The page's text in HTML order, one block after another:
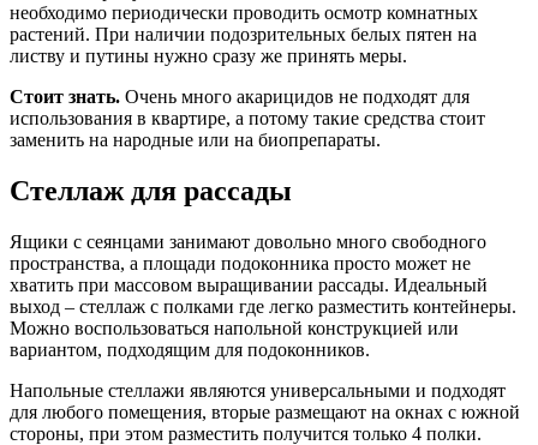
необходимо периодически проводить осмотр комнатных
растений. При наличии подозрительных белых пятен на
листву и путины нужно сразу же принять меры.
Стоит знать. Очень много акарицидов не подходят для
использования в квартире, а потому такие средства стоит
заменить на народные или на биопрепараты.
Стеллаж для рассады
Ящики с сеянцами занимают довольно много свободного
пространства, а площади подоконника просто может не
хватить при массовом выращивании рассады. Идеальный
выход – стеллаж с полками где легко разместить контейнеры.
Можно воспользоваться напольной конструкцией или
вариантом, подходящим для подоконников.
Напольные стеллажи являются универсальными и подходят
для любого помещения, вторые размещают на окнах с южной
стороны, при этом разместить получится только 4 полки.